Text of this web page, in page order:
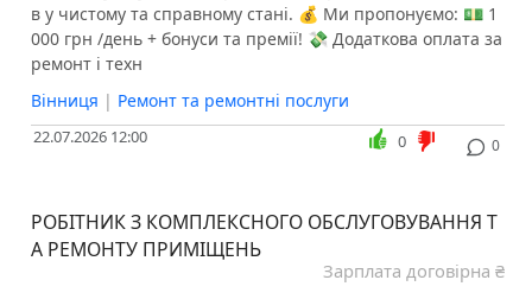
в у чистому та справному стані. 💰 Ми пропонуємо: 💵 1
000 грн /день + бонуси та премії! 💸 Додаткова оплата за
ремонт і техн
Вінниця | Ремонт та ремонтні послуги
22.07.2026 12:00 0
0
РОБІТНИК З КОМПЛЕКСНОГО ОБСЛУГОВУВАННЯ Т
А РЕМОНТУ ПРИМІЩЕНЬ
Зарплата договірна ₴